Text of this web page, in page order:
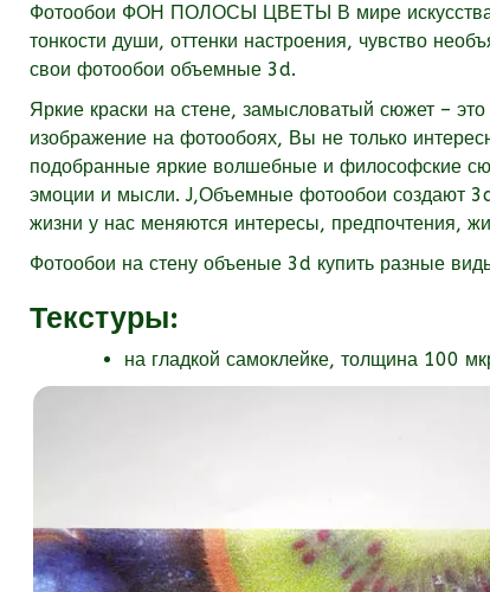
Фотообои ФОН ПОЛОСЫ ЦВЕТЫ В мире искусства
тонкости души, оттенки настроения, чувство
свои фотообои объемные 3d.
Яркие краски на стене, замысловатый сюжет –
изображение на фотообоях, Вы не только
подобранные яркие волшебные и философские
эмоции и мысли. J,Объемные фотообои создают
жизни у нас меняются интересы, предпочтения,
Фотообои на стену объеные 3d купить разные
Текстуры:
на гладкой самоклейке, толщина 100